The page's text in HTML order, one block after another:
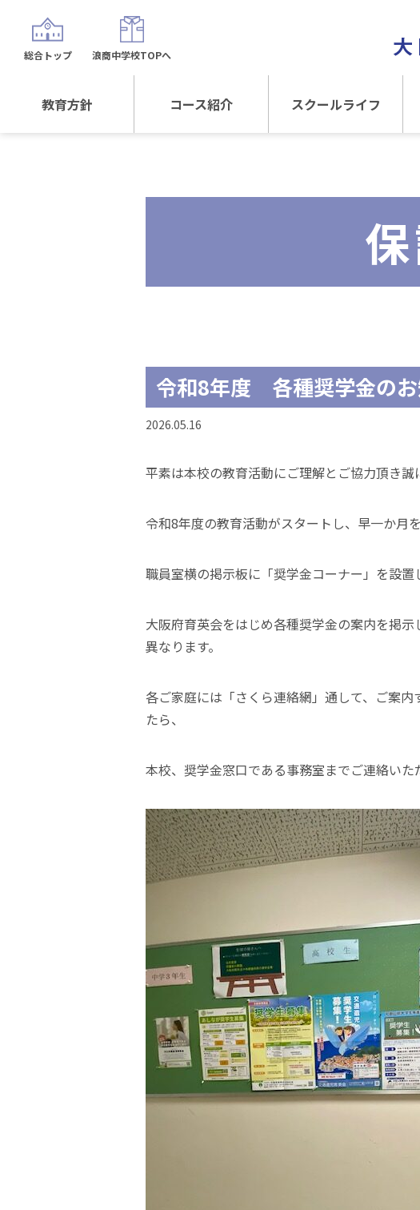
教育方針 コース紹介 スクールライフ
総合トップ 浪商中学校TOPへ
令和8年度 各種奨学金のお
2026.05.16
平素は本校の教育活動にご理解とご協力頂き誠
令和8年度の教育活動がスタートし、早一か月
職員室横の掲示板に「奨学金コーナー」を設置
大阪府育英会をはじめ各種奨学金の案内を掲
異なります。
各ご家庭には「さくら連絡網」通して、ご案
たら、
本校、奨学金窓口である事務室までご連絡いた